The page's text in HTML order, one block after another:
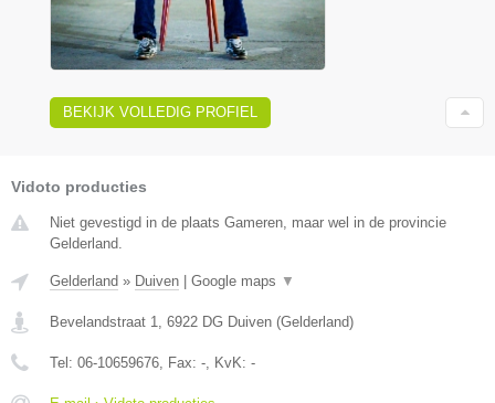
BEKIJK VOLLEDIG PROFIEL
Vidoto producties
Niet gevestigd in de plaats Gameren, maar wel in de provincie
Gelderland.
Gelderland » Duiven Google maps ▼
Bevelandstraat 1 6922 DG Duiven (Gelderland)
Tel: 06-10659676 , Fax: - , KvK: -